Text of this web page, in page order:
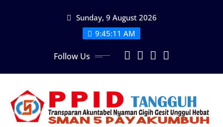
Sunday, 9 August 2026
9:45:12 AM
Follow Us